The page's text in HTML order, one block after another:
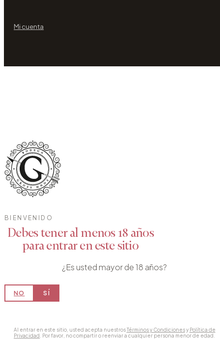
Mi cuenta
BIENVENIDO
Debes tener al menos 18 años
para entrar en este sitio
¿Es usted mayor de 18 años?
NO SÍ
Al entrar en este sitio, usted acepta nuestrosTérminos y Condicionesy Política de
Privacidad . Por favor, no compartir o reenviar a cualquier persona menor de edad.